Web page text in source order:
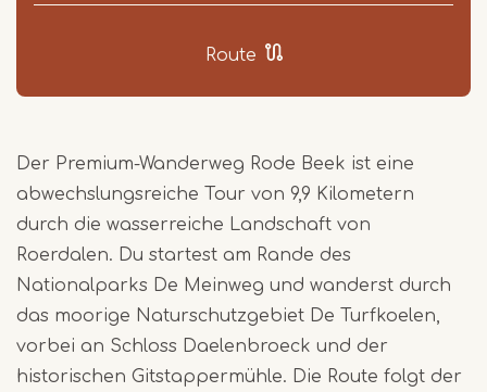
Route
Der Premium-Wanderweg Rode Beek ist eine
abwechslungsreiche Tour von 9,9 Kilometern
durch die wasserreiche Landschaft von
Roerdalen. Du startest am Rande des
Nationalparks De Meinweg und wanderst durch
das moorige Naturschutzgebiet De Turfkoelen,
vorbei an Schloss Daelenbroeck und der
historischen Gitstappermühle. Die Route folgt der